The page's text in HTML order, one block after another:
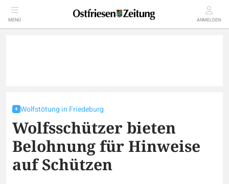
MENÜ ANMELDEN
Wolfstötung in Friedeburg
Wolfsschützer bieten
Belohnung für Hinweise
auf Schützen